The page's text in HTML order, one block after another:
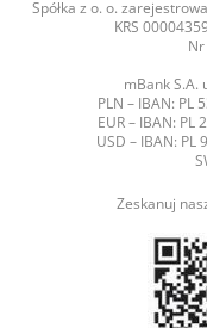
Spółka z o. o.
KRS
mBank S.A.
PLN – IBAN: PL
EUR – IBAN:
USD – IBAN:
Zeskanuj